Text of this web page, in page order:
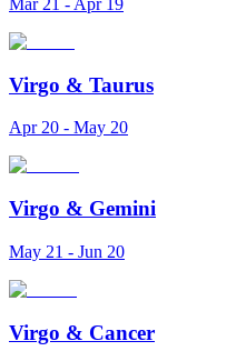
Mar 21 - Apr 19
Virgo & Taurus
Apr 20 - May 20
Virgo & Gemini
May 21 - Jun 20
Virgo & Cancer